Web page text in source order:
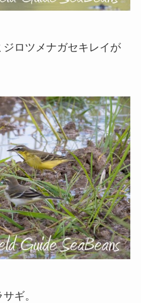
ロツメナガセキレイが
ギ。